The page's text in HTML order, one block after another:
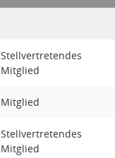
Stellvertretendes
Mitglied
Mitglied
Stellvertretendes
Mitglied